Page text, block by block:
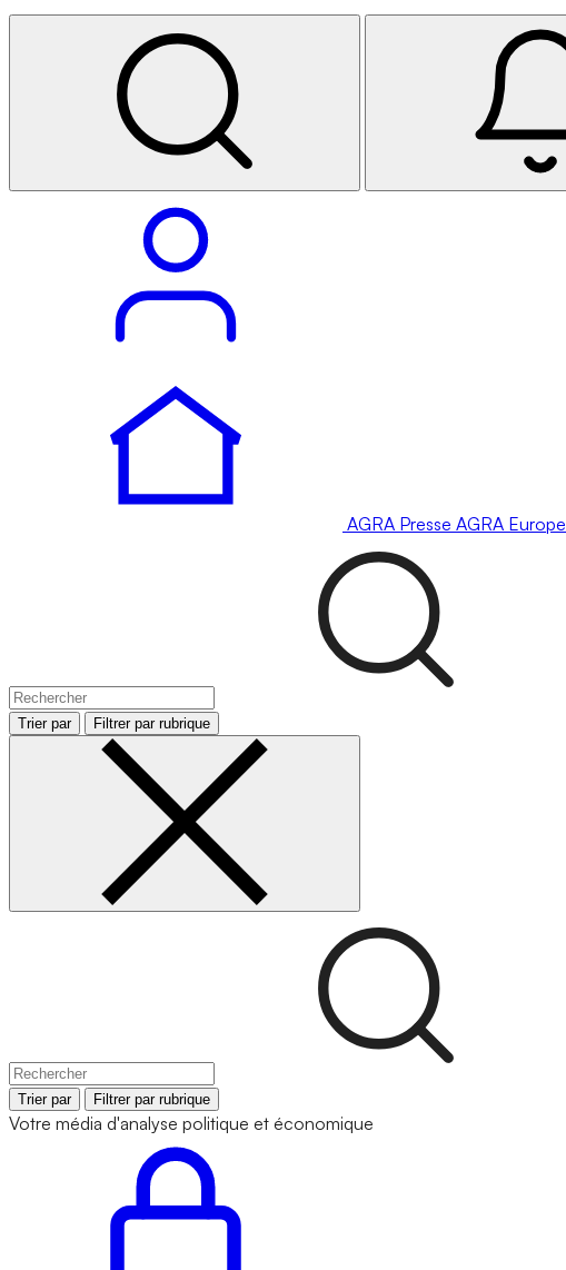
AGRA Presse AGRA Europe
Trier par Filtrer par rubrique
Trier par Filtrer par rubrique
Votre média d'analyse politique et économique